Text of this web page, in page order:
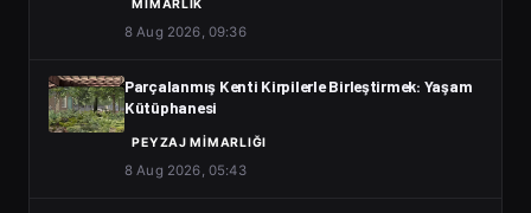
MIMARLIK
8 Aug 2026, 09:36
Parçalanmış Kenti Kirpilerle Birleştirmek: Yaşam
Kütüphanesi
PEYZAJ MIMARLIĞI
8 Aug 2026, 05:43